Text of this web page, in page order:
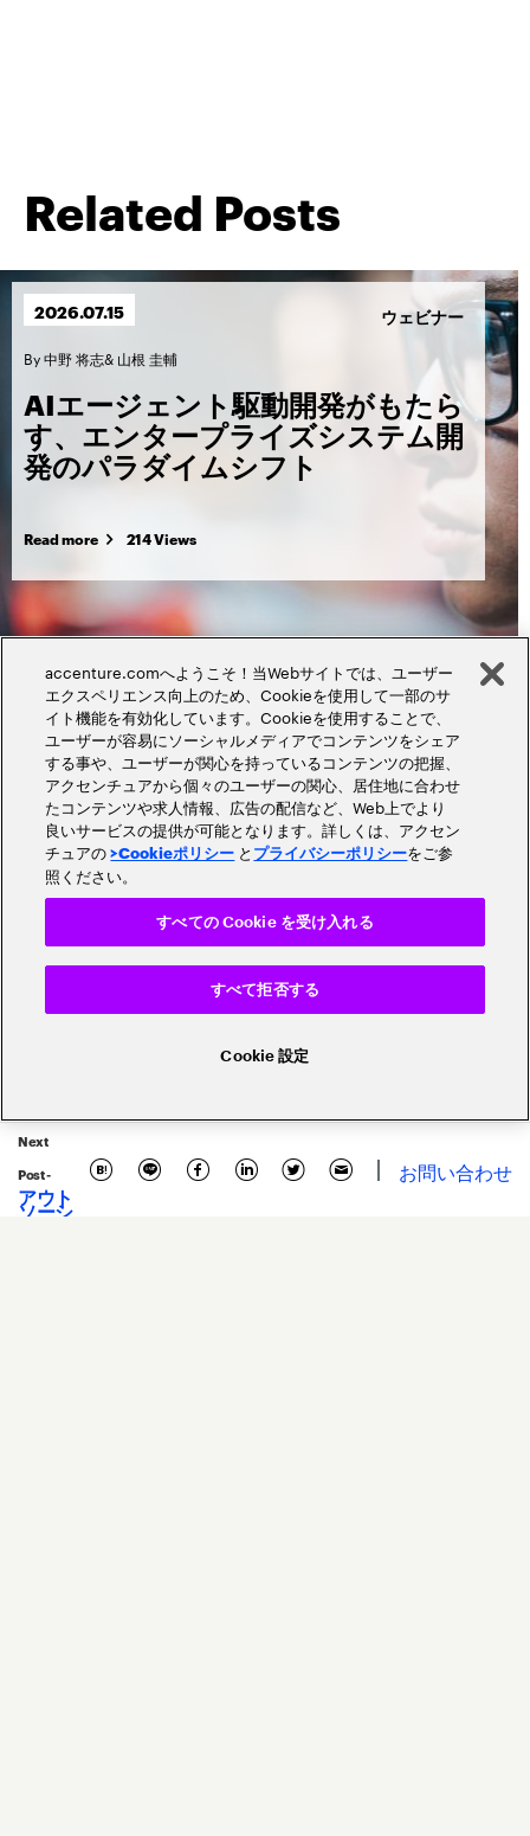
Related Posts
2026.07.15
ウェビナー
By中野 将志& 山根 圭輔
AIエージェント駆動開発がもたら
す、エンタープライズシステム開
発のパラダイムシフト
Read more 214 Views
顧客体験・カスタマーエクスペリエンス
銀行 証券 規制対応・リスク管理
保険 事例 モダナイゼーション
ブロックチェーン フィンテック
デジタル変革・デジタルトランスフ
セキュリティ コスト削減
Next
Post -
アウト
ソーシ
ングの
お問い合わせ
accenture.comへようこそ！当Webサイトでは、ユーザー
エクスペリエンス向上のため、Cookieを使用して一部のサ
イト機能を有効化しています。Cookieを使用することで、
ユーザーが容易にソーシャルメディアでコンテンツをシェア
する事や、ユーザーが関心を持っているコンテンツの把握、
アクセンチュアから個々のユーザーの関心、居住地に合わせ
たコンテンツや求人情報、広告の配信など、Web上でより
良いサービスの提供が可能となります。詳しくは、アクセン
チュアの>Cookieポリシー と プライバシーポリシーをご参
照ください。
Cookie 設定
すべて拒否する
すべての Cookie を受け入れる